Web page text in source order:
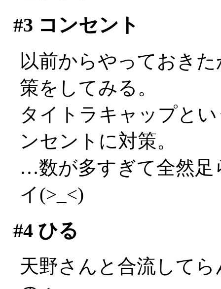
#3 コンセント
以前からやっておき
策をしてみる。
タイトラキャップと
ンセントに対策。
…数が多すぎて全然足
イ(>_<)
#4ひる
天野さんと合流して